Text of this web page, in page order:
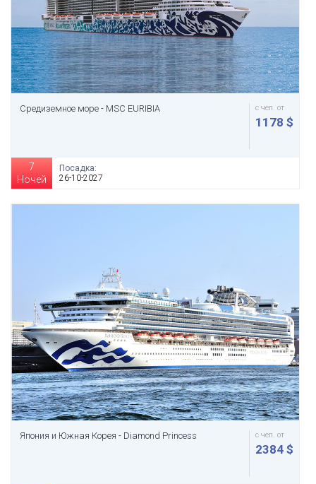
Средиземное море - MSC EURIBIA с чел. от
1178 $
7
Ночей
Посадка:
26-10-2027
Япония и Южная Корея - Diamond Princess с чел. от
2384 $